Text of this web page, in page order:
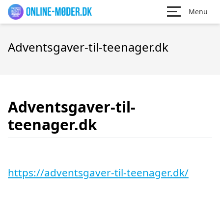
Menu
Adventsgaver-til-teenager.dk
Adventsgaver-til-
teenager.dk
https://adventsgaver-til-teenager.dk/